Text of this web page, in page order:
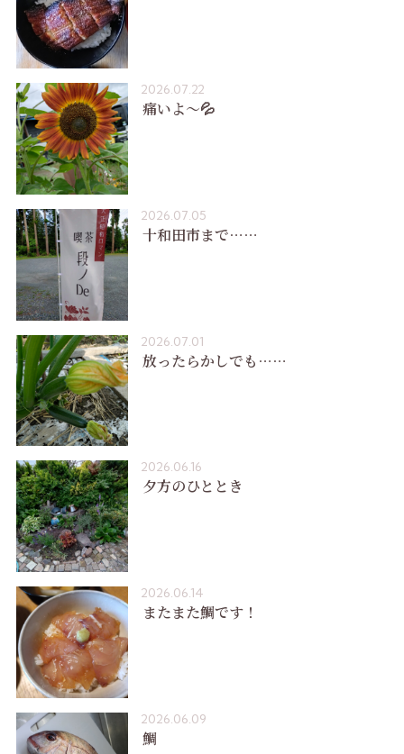
2026.07.22
痛いよ〜💦
2026.07.05
十和田市まで……
2026.07.01
放ったらかしでも……
2026.06.16
夕方のひととき
2026.06.14
またまた鯛です！
2026.06.09
鯛